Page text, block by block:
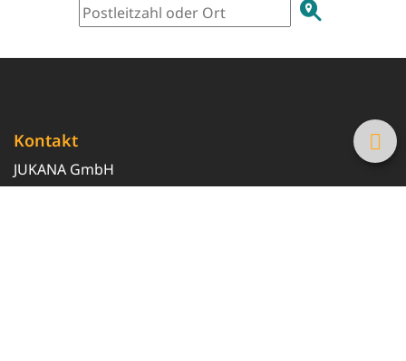
Kontakt
JUKANA GmbH